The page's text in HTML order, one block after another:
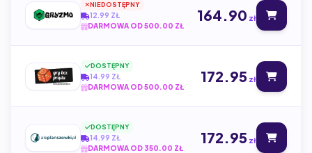
NIEDOSTĘPNY
12.99 ZŁ
DARMOWA OD 500.00 ZŁ
164.90 zł
DOSTĘPNY
14.99 ZŁ
DARMOWA OD 500.00 ZŁ
172.95 zł
DOSTĘPNY
14.99 ZŁ
DARMOWA OD 350.00 ZŁ
172.95 zł